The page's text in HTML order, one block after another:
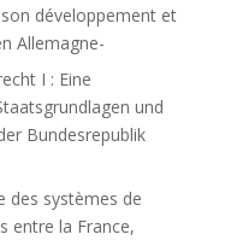
son développement et
Allemagne-
I : Eine
und
Bundesrepublik
des systèmes de
entre la France,